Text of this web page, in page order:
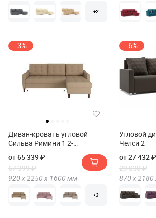
+2
-3%
Диван-кровать угловой
Сильва Римини 1 2-
от 65 339 ₽
67 399 ₽
920 х 2250 х 1600 мм
+3
-6%
Угловой
Челси 2
от 27 432 ₽
29 030 ₽
870 х 2180